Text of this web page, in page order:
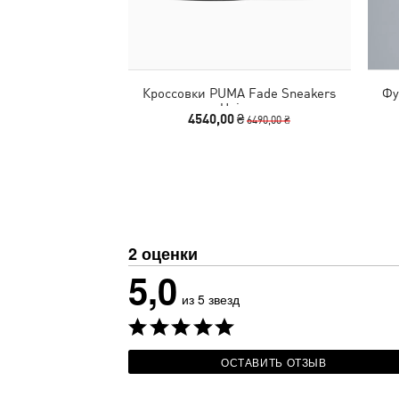
Кроссовки PUMA Fade Sneakers
Unisex
4540,00 ₴6490,00 ₴
2 оценки
5,0 из 5 звезд
ОСТАВИТЬ ОТЗЫВ